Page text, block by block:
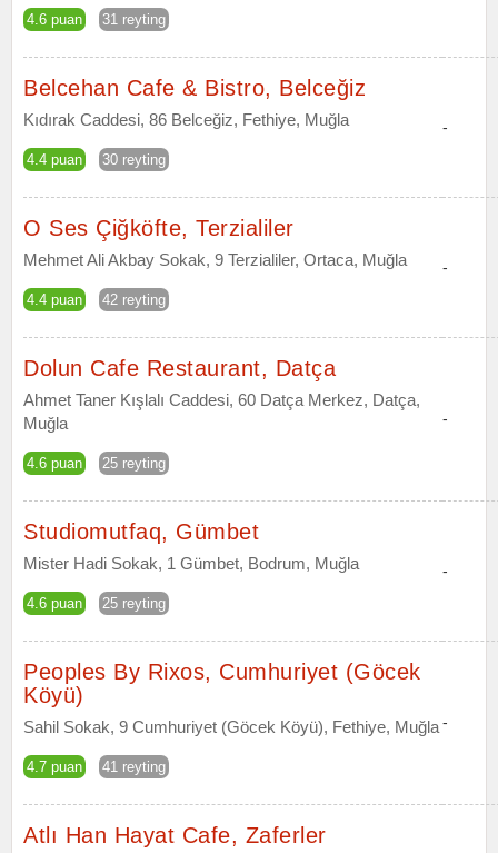
4.6 puan 31 reyting
Belcehan Cafe & Bistro, Belceğiz
Kıdırak Caddesi, 86 Belceğiz, Fethiye, Muğla
4.4 puan 30 reyting
-
O Ses Çiğköfte, Terzialiler
Mehmet Ali Akbay Sokak, 9 Terzialiler, Ortaca, Muğla
4.4 puan 42 reyting
-
Dolun Cafe Restaurant, Datça
Ahmet Taner Kışlalı Caddesi, 60 Datça Merkez, Datça,
Muğla
4.6 puan 25 reyting
-
Studiomutfaq, Gümbet
Mister Hadi Sokak, 1 Gümbet, Bodrum, Muğla
4.6 puan 25 reyting
-
Peoples By Rixos, Cumhuriyet (Göcek
Köyü)
Sahil Sokak, 9 Cumhuriyet (Göcek Köyü), Fethiye, Muğla
4.7 puan 41 reyting
-
Atlı Han Hayat Cafe, Zaferler